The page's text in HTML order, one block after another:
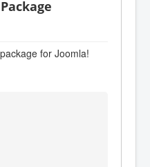
for Joomla!